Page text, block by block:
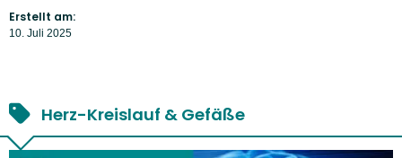
Erstellt am:
10. Juli 2025
Herz-Kreislauf & Gefäße